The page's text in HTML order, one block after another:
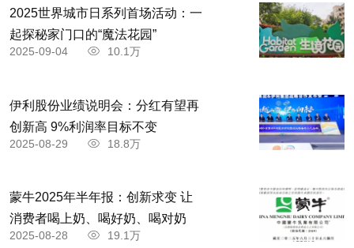
2025世界城市日系列首场活动：一
起探秘家门口的“魔法花园”
2025-09-04 10.1万
伊利股份业绩说明会：分红有望再
创新高 9%利润率目标不变
2025-08-29 18.8万
蒙牛2025年半年报：创新求变 让
消费者喝上奶、喝好奶、喝对奶
2025-08-28 19.1万